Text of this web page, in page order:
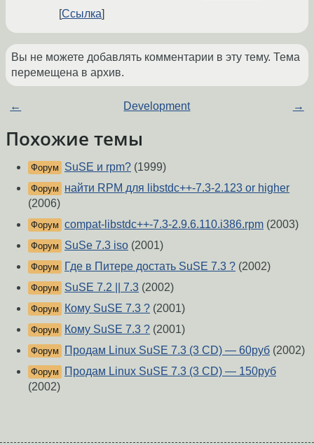
Ссылка
Вы не можете добавлять комментарии в эту тему. Тема
перемещена в архив.
← Development →
Похожие темы
Форум SuSE и rpm? (1999)
Форум
найти RPM для libstdc++-7.3-2.123 or higher
(2006)
Форум compat-libstdc++-7.3-2.9.6.110.i386.rpm (2003)
Форум SuSe 7.3 iso (2001)
Форум Где в Питере достать SuSE 7.3 ? (2002)
Форум SuSE 7.2 || 7.3 (2002)
Форум Кому SuSE 7.3 ? (2001)
Форум Кому SuSE 7.3 ? (2001)
Форум Продам Linux SuSE 7.3 (3 CD) — 60руб (2002)
Форум
Продам Linux SuSE 7.3 (3 CD) — 150руб
(2002)